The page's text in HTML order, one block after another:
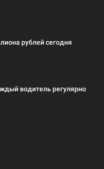
рублей сегодня
водитель регулярно